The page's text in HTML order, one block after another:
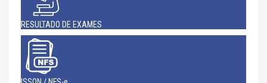
RESULTADO DE EXAMES